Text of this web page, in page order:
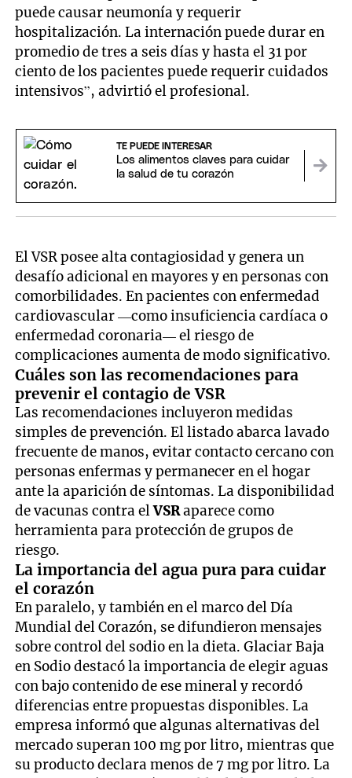
puede causar neumonía y requerir
hospitalización. La internación puede durar en
promedio de tres a seis días y hasta el 31 por
ciento de los pacientes puede requerir cuidados
intensivos”, advirtió el profesional.
TE PUEDE INTERESAR
Los alimentos claves para cuidar
la salud de tu corazón
El VSR posee alta contagiosidad y genera un
desafío adicional en mayores y en personas con
comorbilidades. En pacientes con enfermedad
cardiovascular —como insuficiencia cardíaca o
enfermedad coronaria— el riesgo de
complicaciones aumenta de modo significativo.
Cuáles son las recomendaciones para
prevenir el contagio de VSR
Las recomendaciones incluyeron medidas
simples de prevención. El listado abarca lavado
frecuente de manos, evitar contacto cercano con
personas enfermas y permanecer en el hogar
ante la aparición de síntomas. La disponibilidad
de vacunas contra elVSRaparece como
herramienta para protección de grupos de
riesgo.
La importancia del agua pura para cuidar
el corazón
En paralelo, y también en el marco del Día
Mundial del Corazón, se difundieron mensajes
sobre control del sodio en la dieta. Glaciar Baja
en Sodio destacó la importancia de elegir aguas
con bajo contenido de ese mineral y recordó
diferencias entre propuestas disponibles. La
empresa informó que algunas alternativas del
mercado superan 100 mg por litro, mientras que
su producto declara menos de 7 mg por litro. La